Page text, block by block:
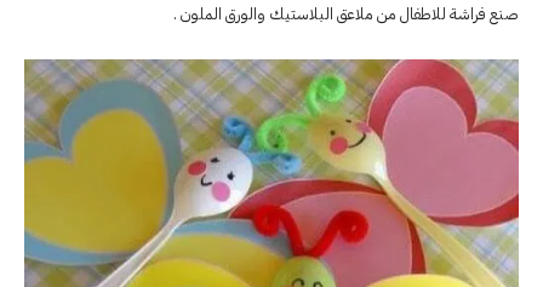
صنع فراشة للاطفال من ملاعق البلاستيك والورق الملون .